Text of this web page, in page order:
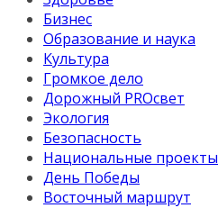
Бизнес
Образование и наука
Культура
Громкое дело
Дорожный PROсвет
Экология
Безопасность
Национальные проекты
День Победы
Восточный маршрут